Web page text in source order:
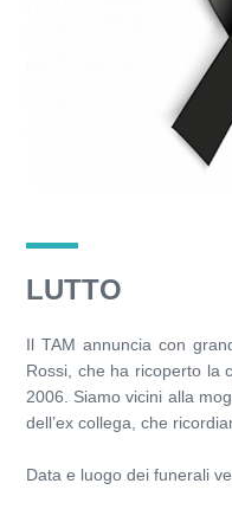
LUTTO
Il TAM annuncia con
Rossi, che ha ricoperto la
2006. Siamo vicini alla
dell’ex collega, che
Data e luogo dei funerali